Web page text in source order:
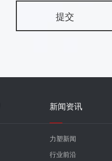
新闻资讯
力塑新闻
行业前沿